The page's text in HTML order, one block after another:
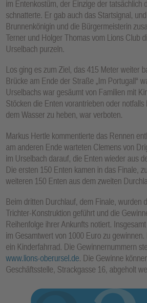
im Entenkostüm, der Einzige der tatsächlich
schnatterte. Er gab auch das Startsignal,
Brunnenkönigin und die Bürgermeisterin
Terner und Holger Thomas vom Lions Club
Urselbach purzeln.
Los ging es zum Ziel, das 415 Meter weiter
Brücke am Ende der Straße „Im Portugall“
Urselbachs war gesäumt von Familien mit
Stöcken die Enten vorantrieben oder
dem Wasser zu heben, war verboten.
Markus Hertle kommentierte das Rennen
am anderen Ende warteten Clemens von
im Urselbach darauf, die Enten wieder aus
Die ersten 150 Enten kamen in das Finale,
weiteren 150 Enten aus dem zweiten
Beim dritten Durchlauf, dem Finale, wurden
Trichter-Konstruktion geführt und die
Reihenfolge ihrer Ankunfts notiert.
im Gesamtwert von 1000 Euro zu
ein Kinderfahrrad. Die Gewinnernummern
www.lions-oberursel.de. Die Gewinne
Geschäftsstelle, Strackgasse 16, abgeholt